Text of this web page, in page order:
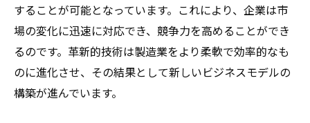
することが可能となっています。これにより、企業は市
場の変化に迅速に対応でき、競争力を高めることができ
るのです。革新的技術は製造業をより柔軟で効率的なも
のに進化させ、その結果として新しいビジネスモデルの
構築が進んでいます。